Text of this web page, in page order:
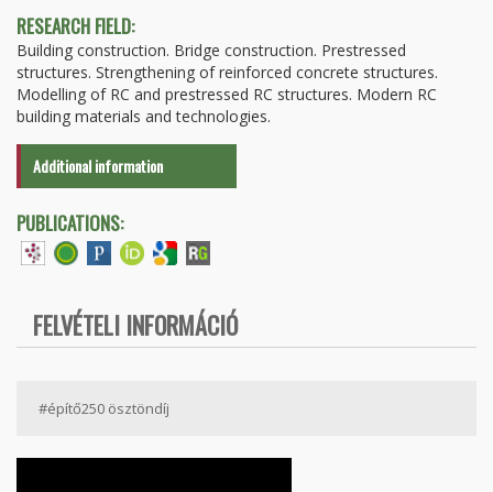
RESEARCH FIELD:
Building construction. Bridge construction. Prestressed
structures. Strengthening of reinforced concrete structures.
Modelling of RC and prestressed RC structures. Modern RC
building materials and technologies.
Additional information
PUBLICATIONS:
FELVÉTELI INFORMÁCIÓ
#építő250 ösztöndíj